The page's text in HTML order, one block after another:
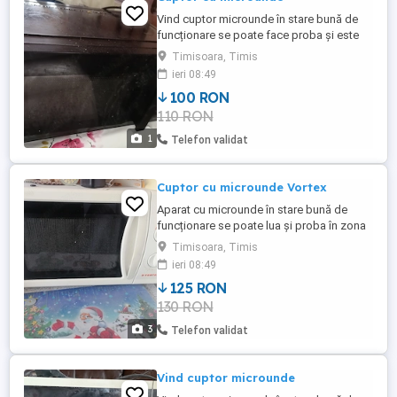
1
Vind cuptor microunde în stare bună de
funcționare se poate face proba și este
bun ptr încălzirea și preparare mincare
Timisoara, Timis
ieri 08:49
100 RON
110 RON
Telefon validat
3
Cuptor cu microunde Vortex
Aparat cu microunde în stare bună de
funcționare se poate lua și proba în zona
lipoveiTimisoara, Timis
ieri 08:49
125 RON
130 RON
Telefon validat
Vind cuptor microunde